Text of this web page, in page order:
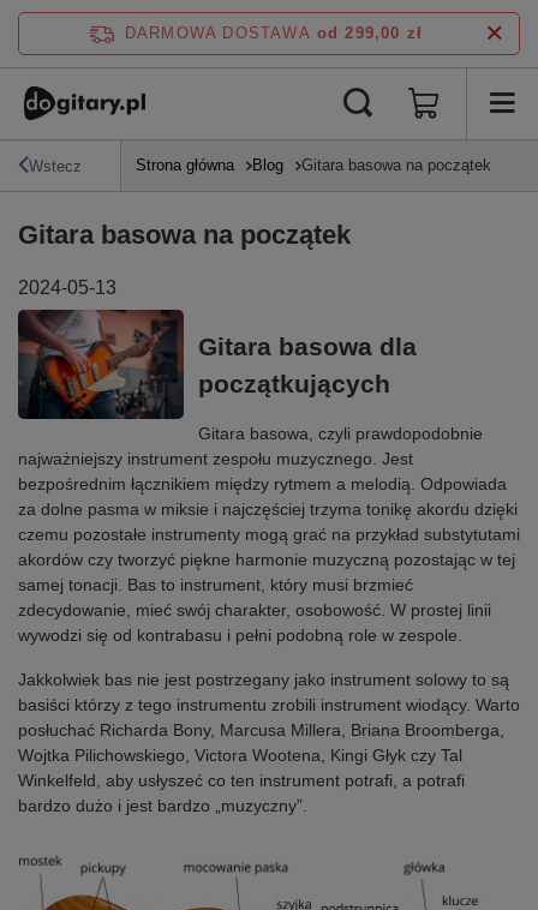
DARMOWA DOSTAWA od 299,00 zł
Wstecz Strona główna Blog Gitara basowa na początek
Gitara basowa na początek
2024-05-13
Gitara basowa dla
początkujących
Gitara basowa, czyli prawdopodobnie
najważniejszy instrument zespołu muzycznego. Jest
bezpośrednim łącznikiem między rytmem a melodią. Odpowiada
za dolne pasma w miksie i najczęściej trzyma tonikę akordu dzięki
czemu pozostałe instrumenty mogą grać na przykład substytutami
akordów czy tworzyć piękne harmonie muzyczną pozostając w tej
samej tonacji. Bas to instrument, który musi brzmieć
zdecydowanie, mieć swój charakter, osobowość. W prostej linii
wywodzi się od kontrabasu i pełni podobną role w zespole.
Jakkolwiek bas nie jest postrzegany jako instrument solowy to są
basiści którzy z tego instrumentu zrobili instrument wiodący. Warto
posłuchać Richarda Bony, Marcusa Millera, Briana Broomberga,
Wojtka Pilichowskiego, Victora Wootena, Kingi Głyk czy Tal
Winkelfeld, aby usłyszeć co ten instrument potrafi, a potrafi
bardzo dużo i jest bardzo „muzyczny”.